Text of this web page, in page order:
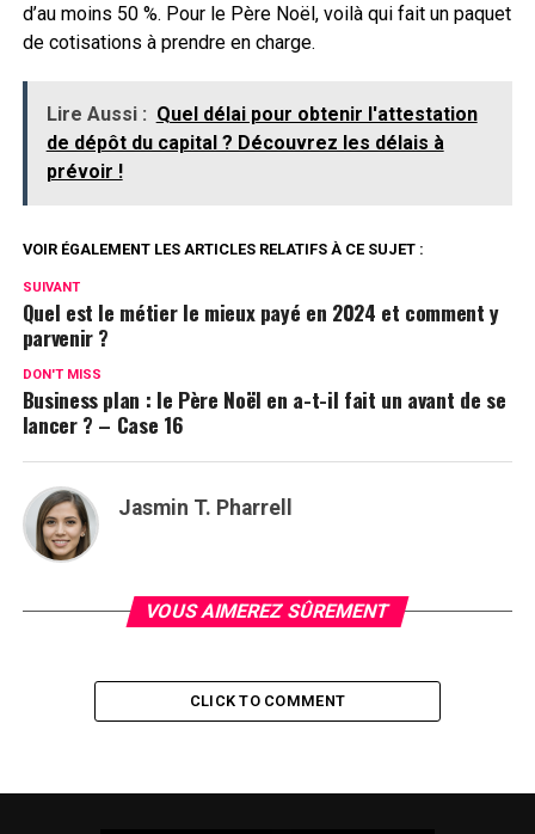
d’au moins 50 %. Pour le Père Noël, voilà qui fait un paquet
de cotisations à prendre en charge.
Lire Aussi : Quel délai pour obtenir l'attestation
de dépôt du capital ? Découvrez les délais à
prévoir !
VOIR ÉGALEMENT LES ARTICLES RELATIFS À CE SUJET :
SUIVANT
Quel est le métier le mieux payé en 2024 et comment y
parvenir ?
DON'T MISS
Business plan : le Père Noël en a-t-il fait un avant de se
lancer ? – Case 16
Jasmin T. Pharrell
VOUS AIMEREZ SÛREMENT
CLICK TO COMMENT